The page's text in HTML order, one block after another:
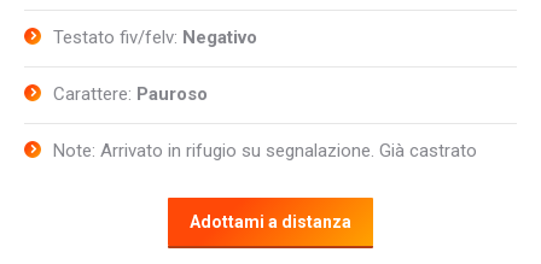
Testato fiv/felv: Negativo
Carattere: Pauroso
Note: Arrivato in rifugio su segnalazione. Già castrato
Adottami a distanza